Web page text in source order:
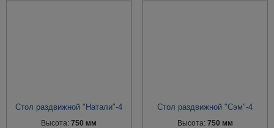
Стол раздвижной "Натали"-4
Высота:750 мм
Стол раздвижной "Сэм"-4
Высота: 750 мм